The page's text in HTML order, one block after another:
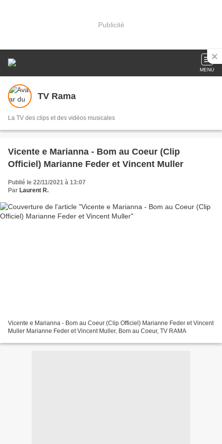
Publicité
MENU
TV Rama
La TV des clips et des vidéos musicales
Vicente e Marianna - Bom au Coeur (Clip
Officiel) Marianne Feder et Vincent Muller
Publié le 22/11/2021 à 13:07
Par Laurent R.
Vicente e Marianna - Bom au Coeur (Clip Officiel) Marianne Feder et Vincent
Muller Marianne Feder et Vincent Muller, Bom au Coeur, TV RAMA